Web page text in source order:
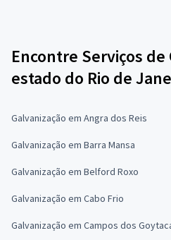
Encontre Serviços de
estado do Rio de
Galvanização em Angra dos Reis
Galvanização em Barra Mansa
Galvanização em Belford Roxo
Galvanização em Cabo Frio
Galvanização em Campos dos